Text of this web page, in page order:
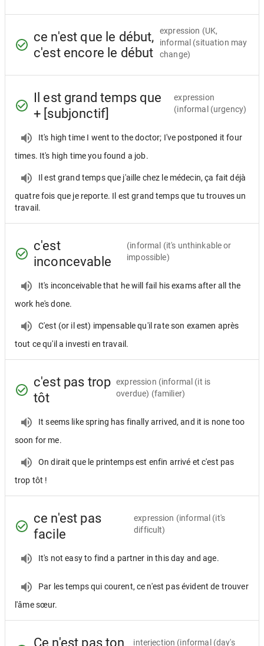
ce n'est que le début,
c'est encore le début
expression (UK,
informal (situation may
change)
Il est grand temps que
+ [subjonctif]
expression
(informal (urgency)
It's high time I went to the doctor; I've postponed it four
times. It's high time you found a job.
Il est grand temps que j'aille chez le médecin, ça fait déjà
quatre fois que je reporte. Il est grand temps que tu trouves un
travail.
c'est
inconcevable
(informal (it's unthinkable or
impossible)
It's inconceivable that he will fail his exams after all the
work he's done.
C'est (or il est) impensable qu'il rate son examen après
tout ce qu'il a investi en travail.
c'est pas trop
tôt
expression (informal (it is
overdue) (familier)
It seems like spring has finally arrived, and it is none too
soon for me.
On dirait que le printemps est enfin arrivé et c'est pas
trop tôt !
ce n'est pas
facile
expression (informal (it's
difficult)
It's not easy to find a partner in this day and age.
Par les temps qui courent, ce n'est pas évident de trouver
l'âme sœur.
Ce n'est pas ton interjection (informal (day's